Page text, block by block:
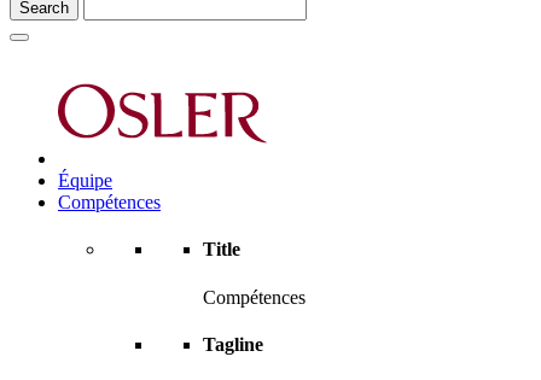
Équipe
Compétences
Title
Compétences
Tagline